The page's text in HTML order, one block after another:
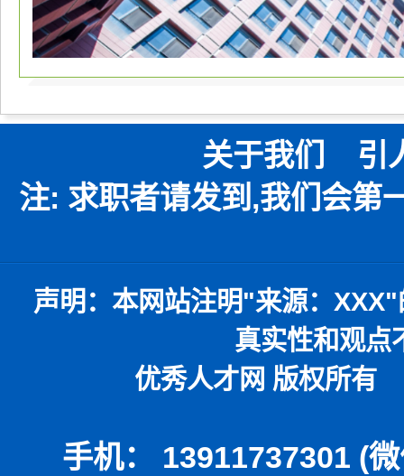
关于我们 引
注: 求职者请发到,我们会第
声明：本网站注明"来源： XXX"
真实性和观点
优秀人才网 版权所有 本网
手机： 13911737301 (